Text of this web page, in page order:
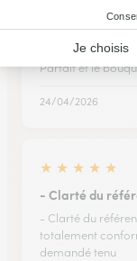
★
Parfait et le
Parfait et le
24/04/2026
★ ★ ★ ★ ★
- Clarté du
- Clarté du
totalement
demandé tenu